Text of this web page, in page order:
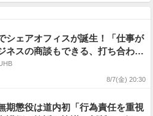
シェアオフィスが誕生！「仕事が
ネスの商談もできる、打ち合わせ
できる」半導体関連企業の最初の
8/7(金) 20:30
期懲役は道内初「行為責任を重視